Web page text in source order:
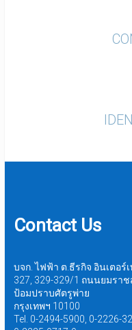
Contact Us
บจก. ไฟฟ้า ต.ธีรกิจ อินเตอร์
327, 329-329/1 ถนนยมรา
ป้อมปราบศัตรูพ่าย
กรุงเทพฯ 10100
Tel. 0-2494-5900, 0-2226-